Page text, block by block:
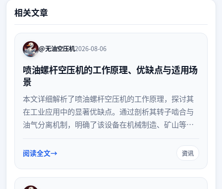
相关文章
@无油空压机2026-08-06
喷油螺杆空压机的工作原理、优缺点与适用场
景
本文详细解析了喷油螺杆空压机的工作原理，探讨其
在工业应用中的显著优缺点。通过剖析其转子啮合与
油气分离机制，明确了该设备在机械制造、矿山等领
参考。
阅读全文 资讯